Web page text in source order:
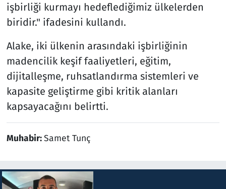
işbirliği kurmayı hedeflediğimiz ülkelerden
biridir." ifadesini kullandı.
Alake, iki ülkenin arasındaki işbirliğinin
madencilik keşif faaliyetleri, eğitim,
dijitalleşme, ruhsatlandırma sistemleri ve
kapasite geliştirme gibi kritik alanları
kapsayacağını belirtti.
Muhabir:Samet Tunç